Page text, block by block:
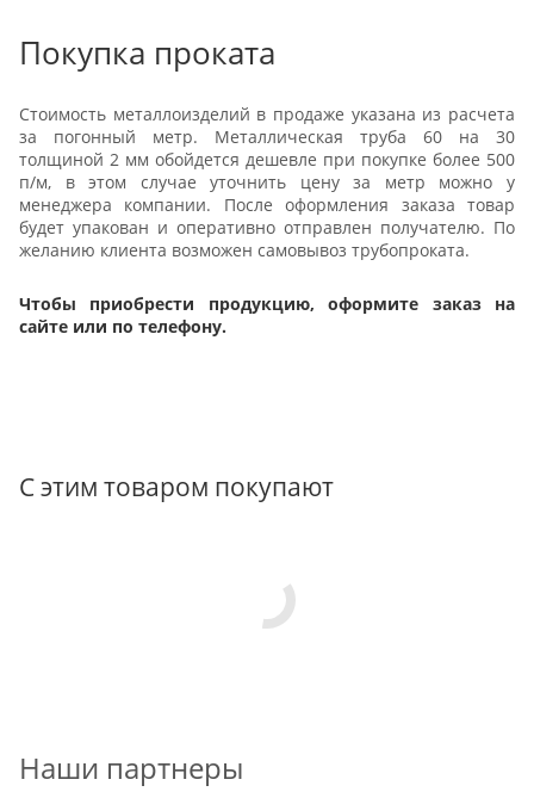
Покупка проката
Стоимость металлоизделий в продаже указана из расчета
за погонный метр. Металлическая труба 60 на 30
толщиной 2 мм обойдется дешевле при покупке более 500
п/м, в этом случае уточнить цену за метр можно у
менеджера компании. После оформления заказа товар
будет упакован и оперативно отправлен получателю. По
желанию клиента возможен самовывоз трубопроката.
Чтобы приобрести продукцию, оформите заказ на
сайте или по телефону.
С этим товаром покупают
Наши партнеры